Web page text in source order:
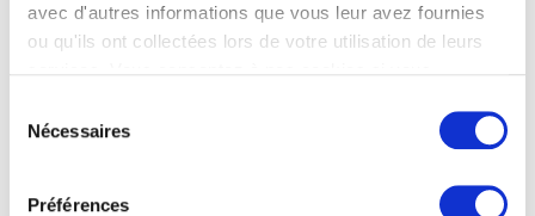
avec d'autres informations que vous leur avez fournies
ou qu'ils ont collectées lors de votre utilisation de leurs
Nécessaires
Préférences